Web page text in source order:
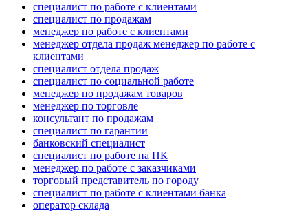
специалист по работе с клиентами
специалист по продажам
менеджер по работе с клиентами
менеджер отдела продаж менеджер по работе с
клиентами
специалист отдела продаж
специалист по социальной работе
менеджер по продажам товаров
менеджер по торговле
консультант по продажам
специалист по гарантии
банковский специалист
специалист по работе на ПК
менеджер по работе с заказчиками
торговый представитель по городу
специалист по работе с клиентами банка
оператор склада